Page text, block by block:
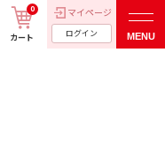
カート
0 マイページ
ログイン MENU